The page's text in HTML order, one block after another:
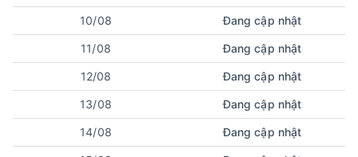
10/08 Đang cập nhật
11/08 Đang cập nhật
12/08 Đang cập nhật
13/08 Đang cập nhật
14/08 Đang cập nhật